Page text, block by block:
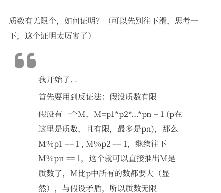
质数有无限个，如何证明？（可以先别往下滑，思考一
下，这个证明太厉害了）
我开始了...
首先要用到反证法：假设质数有限
假设有一个M，M=p1*p2*...*pn + 1 (p在
这里是质数，且有限，最多是pn)，那么
M%p1 == 1 , M%p2 == 1，继续往下
M%pn == 1，这个就可以直接推出M是
质数了，M比p中所有的数都要大（显
然），与假设矛盾，所以质数无限